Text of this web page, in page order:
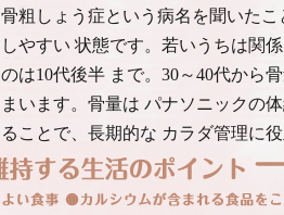
骨粗しょう症という病名を聞いた
しやすい 状態です。若いうちは関
のは10代後半 まで。30～40代から
まいます。骨量は パナソニックの
ることで、長期的な カラダ管理に